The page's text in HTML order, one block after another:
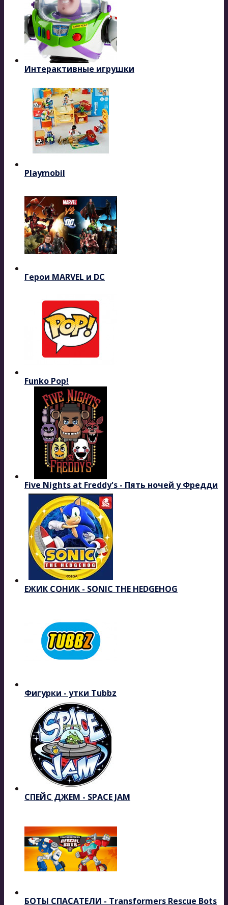
Интерактивные игрушки
Playmobil
Герои MARVEL и DC
Funko Pop!
Five Nights at Freddy's - Пять ночей у Фредди
ЕЖИК СОНИК - SONIC THE HEDGEHOG
Фигурки - утки Tubbz
СПЕЙС ДЖЕМ - SPACE JAM
БОТЫ СПАСАТЕЛИ - Transformers Rescue Bots